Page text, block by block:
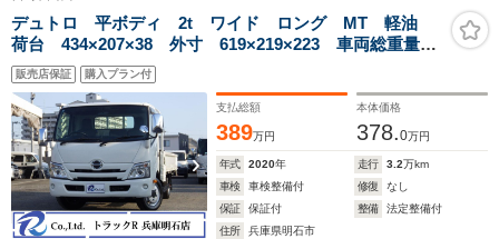
デュトロ 平ボディ 2t ワイド ロング MT 軽油
荷台 434×207×38 外寸 619×219×223 車両総重量
5.0t 準中型免許証 1ナンバー エンジン型式 N04C
4000CC 保証付 小型 トラック
販売店保証 購入プラン付
支払総額
389万円
本体価格
378.0万円
年式 2020年 走行 3.2万km
車検
車検整備付 修復
なし
保証
保証付 整備
法定整備付
住所
兵庫県明石市